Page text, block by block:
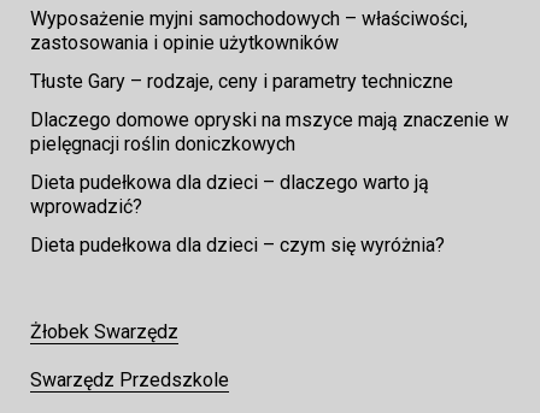
Wyposażenie myjni samochodowych – właściwości,
zastosowania i opinie użytkowników
Tłuste Gary – rodzaje, ceny i parametry techniczne
Dlaczego domowe opryski na mszyce mają znaczenie w
pielęgnacji roślin doniczkowych
Dieta pudełkowa dla dzieci – dlaczego warto ją
wprowadzić?
Dieta pudełkowa dla dzieci – czym się wyróżnia?
Żłobek Swarzędz
Swarzędz Przedszkole